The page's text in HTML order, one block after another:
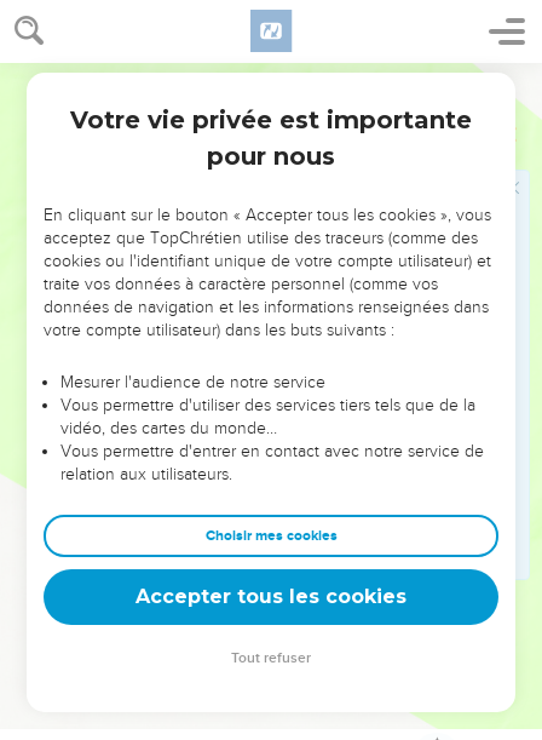
Nombres 6
geste de présentation. Ces dons sont pour le prêtre, en plus
de la poitrine et de la cuisse de l’animal qui sont gardées
pour lui. À partir de ce moment-là, la personne qui s’est
consacrée à mon service peut de nouveau boire du vin.
« Voilà la cérémonie pour la personne qui s’est consacrée
à moi par un vœu. Voilà les dons qu’elle doit m’offrir pour sa
les fasse. En tout cas, elle doit respecter le vœu qu’elle a
fait, selon les règles de la consécration qu’elle a promise. »
La formule de bénédiction
« Voici comment Aaron et ses fils béniront les Israélites :
“Que le SEIGNEUR vous bénisse et vous protège !
Que le SEIGNEUR fasse briller sur vous son visage et qu’il
Qu’il vous regarde avec bonté et qu’il vous donne la paix.”
Quand les prêtres prononceront ainsi mon nom pour bénir
les Israélites, je leur donnerai moi-même ma bénédiction. »
© Société biblique française – Bibli’O, 2000, avec autorisation. Pour vous procurer
Votre vie privée est importante
pour nous
En cliquant sur le bouton « Accepter tous les cookies », vous
acceptez que TopChrétien utilise des traceurs (comme des
cookies ou l'identifiant unique de votre compte utilisateur) et
traite vos données à caractère personnel (comme vos
données de navigation et les informations renseignées dans
votre compte utilisateur) dans les buts suivants :
Mesurer l'audience de notre service
Vous permettre d'utiliser des services tiers tels que de la
vidéo, des cartes du monde…
Vous permettre d'entrer en contact avec notre service de
relation aux utilisateurs.
Choisir mes cookies
Accepter tous les cookies
Tout refuser